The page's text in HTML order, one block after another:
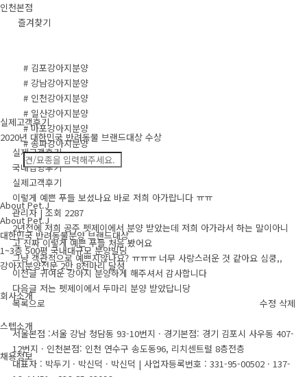
인천본점
즐겨찾기
# 김포강아지분양
# 강남강아지분양
# 인천강아지분양
# 일산강아지분양
# 마포강아지분양
# 송파강아지분양
About Pet.J
About Pet.J
대한민국 반려동물분양 브랜드대상
1~3층 500평 국내대규모 분양빌딩
강아지분양전문 2만 8천마리 달성
회사소개
스텝소개
채용정보
실제고객후기
2020년 대한민국 반려동물 브랜드대상 수상
실제고객후기
국내입양후기
실제고객후기
이렇게 예쁜 푸들 보셨나요 바로 저희 아가랍니다 ㅠㅠ
관리자|조회 2287
2년전에 저희 공주 펫제이에서 분양 받았는데 저희 아가라서 하는 말이아니
고 진짜 이렇게 예쁜 푸들 처음 봤어요
그냥 객관적으로 예쁘지않나요? ㅠㅠㅠ 너무 사랑스러운 것 같아요 심쿵,,
이전글 귀여운 강아지 분양하게 해주셔서 감사합니다
다음글 저는 펫제이에서 두마리 분양 받았답니당
목록으로
수정 삭제
서울본점 :서울 강남 청담동 93-10번지 · 경기본점: 경기 김포시 사우동 407-
12번지 · 인천본점: 인천 연수구 송도동96, 리치센트럴 8층전층
대표자 : 박두기 · 박신덕 · 박신덕 | 사업자등록번호 : 331-95-00502 · 137-